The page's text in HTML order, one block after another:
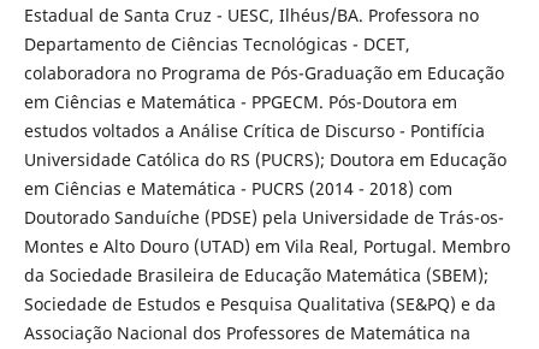
Estadual de Santa Cruz - UESC, Ilhéus/BA. Professora no
Departamento de Ciências Tecnológicas - DCET,
colaboradora no Programa de Pós-Graduação em Educação
em Ciências e Matemática - PPGECM. Pós-Doutora em
estudos voltados a Análise Crítica de Discurso - Pontifícia
Universidade Católica do RS (PUCRS); Doutora em Educação
em Ciências e Matemática - PUCRS (2014 - 2018) com
Doutorado Sanduíche (PDSE) pela Universidade de Trás-os-
Montes e Alto Douro (UTAD) em Vila Real, Portugal. Membro
da Sociedade Brasileira de Educação Matemática (SBEM);
Sociedade de Estudos e Pesquisa Qualitativa (SE&PQ) e da
Associação Nacional dos Professores de Matemática na